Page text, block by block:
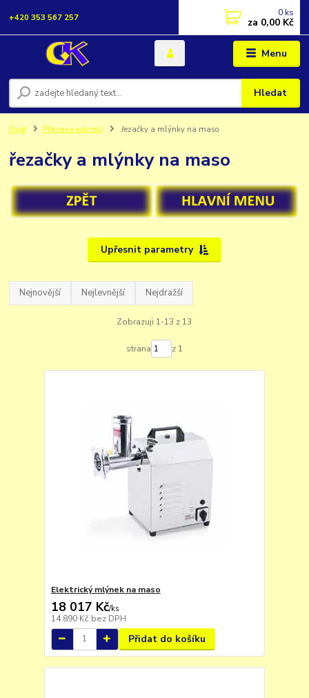
Menu
Hledat
+420 353 567 257 0 ks
za 0,00 Kč
Úvod Příprava pokrmů řezačky a mlýnky na maso
řezačky a mlýnky na maso
Upřesnit parametry
Nejnovější Nejlevnější Nejdražší
Zobrazuji 1-13 z 13
strana z 1
Elektrický mlýnek na maso
18 017 Kč/ks
14 890 Kč bez DPH
Přidat do košíku